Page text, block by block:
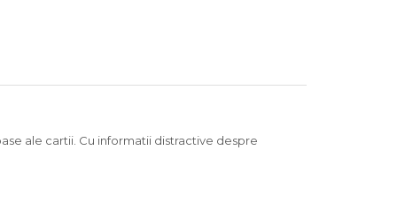
ale cartii. Cu informatii distractive despre